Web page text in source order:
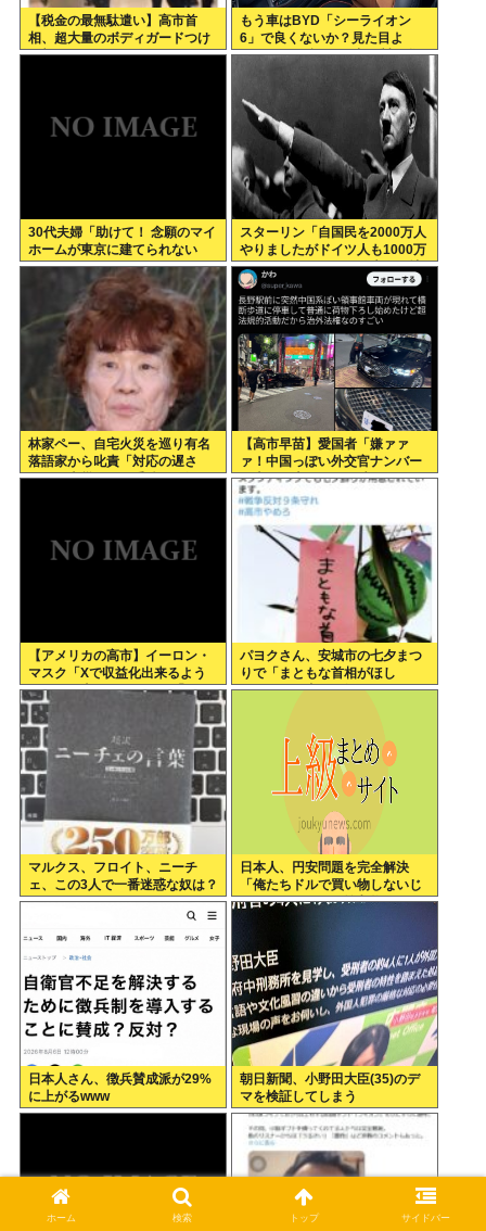
【税金の最無駄遣い】高市首
相、超大量のボディガードつけ
て部屋の周りから始めるようや
もう車はBYD「シーライオン
6」で良くないか？見た目よ
し.PH.EV.保証長い.中国製…嫌
儲民が求めるものが全てある
30代夫婦「助けて！ 念願のマイ
ホームが東京に建てられない
の！」
スターリン「自国民を2000万人
やりましたがドイツ人も1000万
人やってヒトラーも始末して地
球からナチスを消しました」何
だコイツ
林家ペー、自宅火災を巡り有名
落語家から叱責「対応の遅さ
を…」火災保険の手続きを知ら
【高市早苗】愛国者「嫌ァァ
ァ！中国っぽい外交官ナンバー
の車が日本のルール破ってるぅ
ぅぅ！」オーストラリア領事館
の車でした
【アメリカの高市】イーロン・
マスク「Xで収益化出来るよう
にしたら喜ぶだろなあ」「イン
プレゾンビ大発生なんて想定外
なんですけど！
パヨクさん、安城市の七夕まつ
りで「まともな首相がほし
い！！」と書いた短冊をつるす
マルクス、フロイト、ニーチ
ェ、この3人で一番迷惑な奴は？
日本人、円安問題を完全解決
「俺たちドルで買い物しないじ
ゃないですか？」輸入物価とい
日本人さん、徴兵賛成派が29%
に上がるwww
朝日新聞、小野田大臣(35)のデ
マを検証してしまう
ホーム 検索 トップ サイドバー